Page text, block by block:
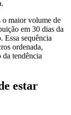
o maior volume de
em 30 dias da
sequência
ordenada,
da tendência
estar